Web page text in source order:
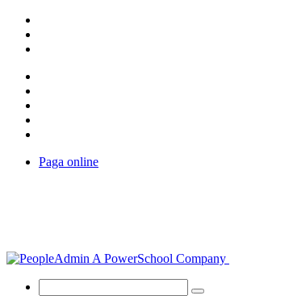
Paga online